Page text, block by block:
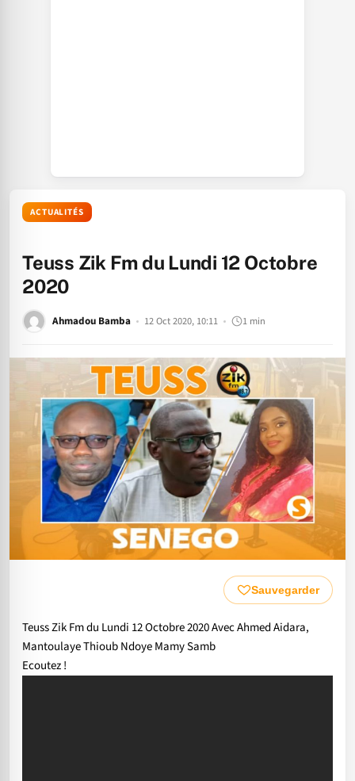
ACTUALITÉS
Teuss Zik Fm du Lundi 12 Octobre
2020
Ahmadou Bamba 12 Oct 2020, 10:11 1 min
Sauvegarder
Teuss Zik Fm du Lundi 12 Octobre 2020 Avec Ahmed Aidara,
Mantoulaye Thioub Ndoye Mamy Samb
Ecoutez !